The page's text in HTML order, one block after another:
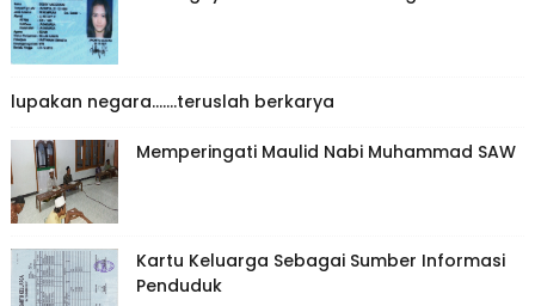
lupakan negara.......teruslah berkarya
Memperingati Maulid Nabi Muhammad SAW
Kartu Keluarga Sebagai Sumber Informasi
Penduduk